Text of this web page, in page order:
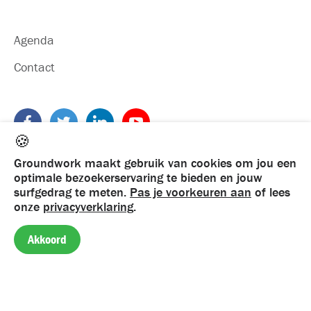
Agenda
Contact
©2026Groundwork. Alle rechten voorbehouden
Privacy· Algemene voorwaarden
UX Design & Development
🍪
Groundwork maakt gebruik van cookies om jou een
optimale bezoekerservaring te bieden en jouw
surfgedrag te meten. Pas je voorkeuren aan of lees
onze privacyverklaring.
Akkoord